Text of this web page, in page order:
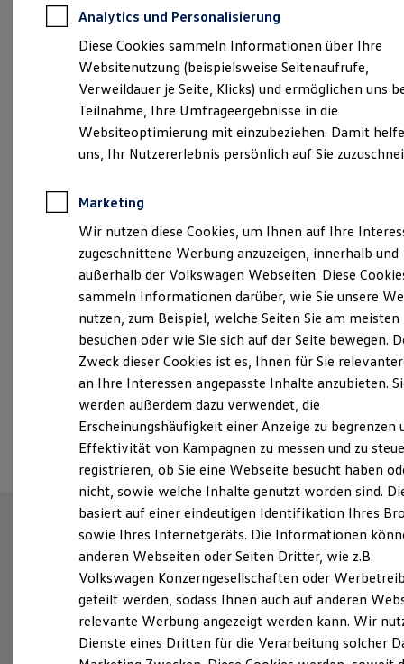
Autokredit mit Schlussrate
Versicherungen und Garantien
Kfz-Versicherung
Restschuldversicherungen
Garantien
Wartungsverträge
Geschäftskunden
Professional Class bei Volkswagen
Großkunden
Behörden
Anpfiff zum Gewinn
Elektroautos
ID. Tutorials
Elektrofahrzeugkonzepte
Reichweite
Reichweite der ID. Modelle
Reichweite im Winter
Laden
Laden unterwegs
Laden Zuhause
Ladezeitensimulator
Batterie
Sicherheit
Garantie und Lebensdauer
Nachhaltigkeit
Technologie
Kosten und Kauf
Verbrauchskosten
Kaufoptionen
E-Auto-Förderung
Software und Konnektivität
Die ID. Software 6
ID. Software Versionen und Updates
Digitale Extras
Schnittstellen zu Ihrem ID.
Impressum & Rechtliches )
Fahrzeugangebot anfordern
Serviceanfrage stellen
Analytics und Personalisierung
Diese Cookies sammeln Informationen über Ihre
Websitenutzung (beispielsweise Seitenaufrufe,
Verweildauer je Seite, Klicks) und ermöglichen uns
Teilnahme, Ihre Umfrageergebnisse in die
Websiteoptimierung mit einzubeziehen. Damit
uns, Ihr Nutzererlebnis persönlich auf Sie
Marketing
Wir nutzen diese Cookies, um Ihnen auf Ihre
zugeschnittene Werbung anzuzeigen, innerhalb und
außerhalb der Volkswagen Webseiten. Diese
sammeln Informationen darüber, wie Sie unsere
nutzen, zum Beispiel, welche Seiten Sie am meisten
besuchen oder wie Sie sich auf der Seite bewegen.
Zweck dieser Cookies ist es, Ihnen für Sie
an Ihre Interessen angepasste Inhalte anzubieten.
werden außerdem dazu verwendet, die
Erscheinungshäufigkeit einer Anzeige zu begrenzen
Effektivität von Kampagnen zu messen und zu
registrieren, ob Sie eine Webseite besucht haben
nicht, sowie welche Inhalte genutzt worden sind.
basiert auf einer eindeutigen Identifikation Ihres
sowie Ihres Internetgeräts. Die Informationen
anderen Webseiten oder Seiten Dritter, wie z.B.
Volkswagen Konzerngesellschaften oder
geteilt werden, sodass Ihnen auch auf anderen
relevante Werbung angezeigt werden kann. Wir
Dienste eines Dritten für die Verarbeitung solcher